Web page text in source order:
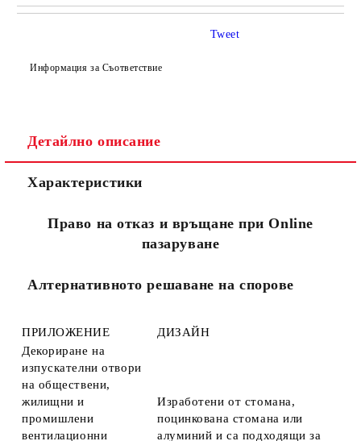
САМО ПОПЪЛНЕТЕ 4 ПОЛЕТА
Съгласен съм сПолитиката за лични данни
Ние ще се свържем с вас в рамките на работния ден.
Информация за Съответствие
Tweet
Детайлно описание
Характеристики
Право на отказ и връщане при Online
пазаруване
Алтернативното решаване на спорове
ПРИЛОЖЕНИЕ
ДИЗАЙН
Декориране на
изпускателни отвори
на обществени,
жилищни и
промишлени
вентилационни
Изработени от стомана,
поцинкована стомана или
алуминий и са подходящи за